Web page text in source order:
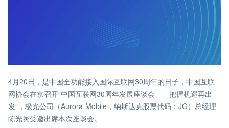
4月20日，是中国全功能接入国际互联网30周年的日子，中国互联
网协会在京召开“中国互联网30周年发展座谈会——把握机遇再出
发”，极光公司（Aurora Mobile，纳斯达克股票代码：JG）总经理
陈光炎受邀出席本次座谈会。